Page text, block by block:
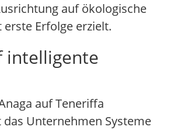
auf ökologische
Erfolge erzielt.
intelligente
auf Teneriffa
Unternehmen Systeme